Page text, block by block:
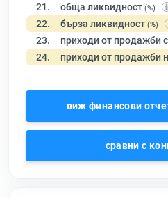
21. обща ликвидност (%)
22. бърза ликвидност (%)
23. приходи от продажби
24. приходи от продажби
виж финансови
сравни с